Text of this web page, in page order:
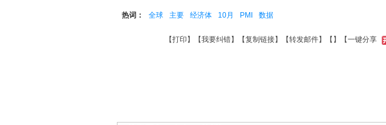
热词： 全球 主要 经济体 10月 PMI 数据
【打印 】【我要纠错】【复制链接】【转发邮件】【 】 【一键分享